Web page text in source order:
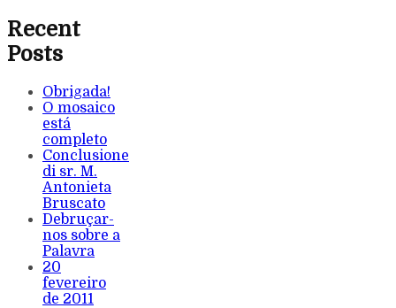
Recent
Posts
Obrigada!
O mosaico
está
completo
Conclusione
di sr. M.
Antonieta
Bruscato
Debruçar-
nos sobre a
Palavra
20
fevereiro
de 2011